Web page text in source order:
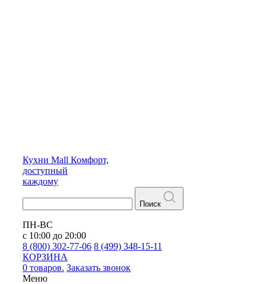
Кухни Mall Комфорт,
доступный
каждому
Поиск
ПН-ВС
с 10:00 до 20:00
8 (800) 302-77-06 8 (499) 348-15-11
КОРЗИНА
0 товаров. Заказать звонок
Меню